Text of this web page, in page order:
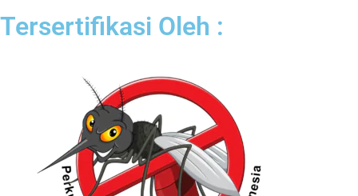
Tersertifikasi Oleh :